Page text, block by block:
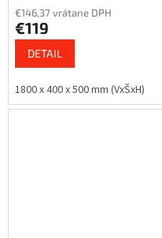
€146,37 vrátane DPH
€119
DETAIL
1800 x 400 x 500 mm (VxŠxH)